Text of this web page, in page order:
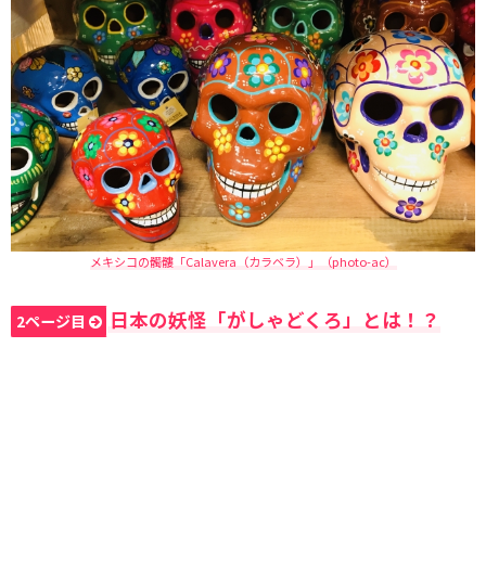
メキシコの髑髏「Calavera（カラベラ）」（photo-ac）
2ページ目 日本の妖怪「がしゃどくろ」とは！？